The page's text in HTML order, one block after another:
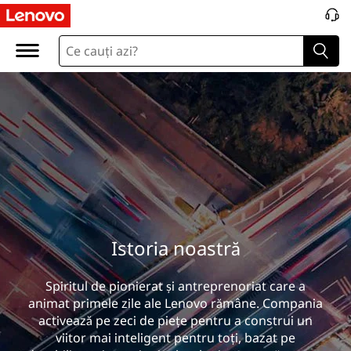
I
o
r
i
a
n
o
a
Istoria noastră
Spiritul de pionierat și antreprenoriat care a
animat primele zile ale Lenovo rămâne. Compania
activează pe zeci de piețe pentru a construi un
viitor mai inteligent pentru toți, bazat pe